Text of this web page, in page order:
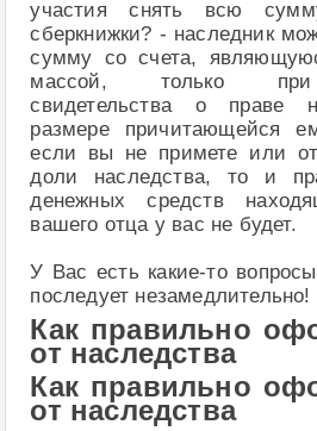
участия снять всю
сберкнижки? - наследник
сумму со счета,
массой, только при
свидетельства о праве
размере причитающейся
если вы не примете или
доли наследства, то и
денежных средств
вашего отца у вас не будет.
У Вас есть какие-то
последует незамедлительно!
Как правильно
от наследства
Как правильно
от наследства